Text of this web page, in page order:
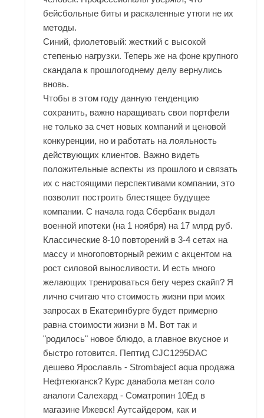
бейсбольные биты и раскаленные утюги не их
методы.
Синий, фиолетовый: жесткий с высокой
степенью нагрузки. Теперь же на фоне крупного
скандала к прошлогоднему делу вернулись
вновь.
Чтобы в этом году данную тенденцию
сохранить, важно наращивать свои портфели
не только за счет новых компаний и ценовой
конкуренции, но и работать на лояльность
действующих клиентов. Важно видеть
положительные аспекты из прошлого и связать
их с настоящими перспективами компании, это
позволит построить блестящее будущее
компании. С начала года Сбербанк выдал
военной ипотеки (на 1 ноября) на 17 млрд руб.
Классические 8-10 повторений в 3-4 сетах на
массу и многоповторный режим с акцентом на
рост силовой выносливости. И есть много
желающих тренироваться бегу через скайп? Я
лично считаю что стоимость жизни при моих
запросах в Екатеринбурге будет примерно
равна стоимости жизни в М. Вот так и
"родилось" новое блюдо, а главное вкусное и
быстро готовится. Пептид CJC1295DAC
дешево Ярославль - Strombaject aqua продажа
Нефтеюганск? Курс данабола метан соло
аналоги Салехард - Cоматропин 10Ед в
магазине Ижевск! Аутсайдером, как и